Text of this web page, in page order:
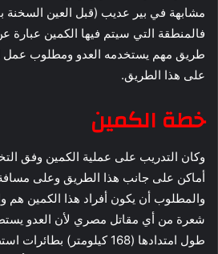
فالمنطقة التي سيتم فيها الكمين عبارة
طريق مهم يستخدمه العدو ومطلوب عمل
على هذا الطريق.
خطة الكمين
وكان التدريب على عملية الكمين وفق
والمطلوب أن يكون أفراد هذا الكمين هم
شعرة من أي مقاتل مصري لأن العدو
طول امتدادها (168 كيلومتر)